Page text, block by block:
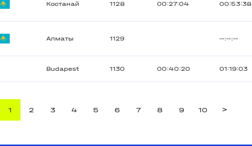
Костанай 1128 00:27:04 00:53:38
Алматы 1129 --:--:--
Budapest 1130 00:40:20 01:19:03
1 2 3 4 5 6 7 8 9 10 >